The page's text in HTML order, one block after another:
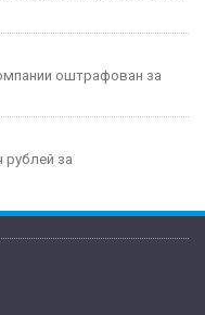
бою памяти павших...
по боксу